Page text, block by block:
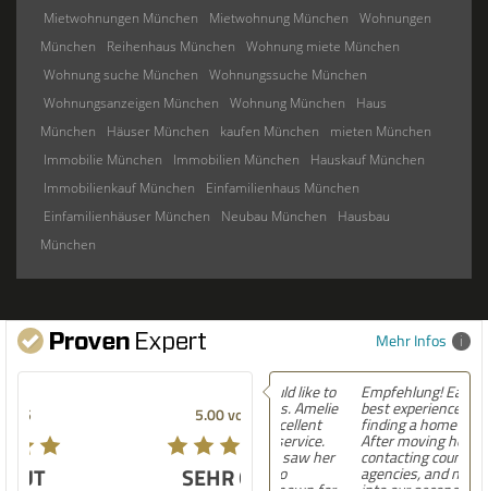
Mietwohnungen München
Mietwohnung München
Wohnungen
München
Reihenhaus München
Wohnung miete München
Wohnung suche München
Wohnungssuche München
Wohnungsanzeigen München
Wohnung München
Haus
München
Häuser München kaufen München
mieten München
Immobilie München
Immobilien München
Hauskauf München
Immobilienkauf München
Einfamilienhaus München
Einfamilienhäuser München
Neubau München
Hausbau
München
Mehr Infos
SEHR GUT
Empfehlung! Easily the
best experience Iâ€™ve had
finding a home in Germany.
After moving here,
contacting countless
agencies, and now settling